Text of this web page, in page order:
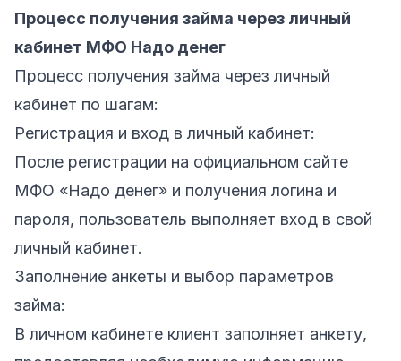
Процесс получения займа через личный
кабинет МФО Надо денег
Процесс получения займа через личный
кабинет по шагам:
Регистрация и вход в личный кабинет:
После регистрации на официальном сайте
МФО «Надо денег» и получения логина и
пароля, пользователь выполняет вход в свой
личный кабинет.
Заполнение анкеты и выбор параметров
займа:
В личном кабинете клиент заполняет анкету,